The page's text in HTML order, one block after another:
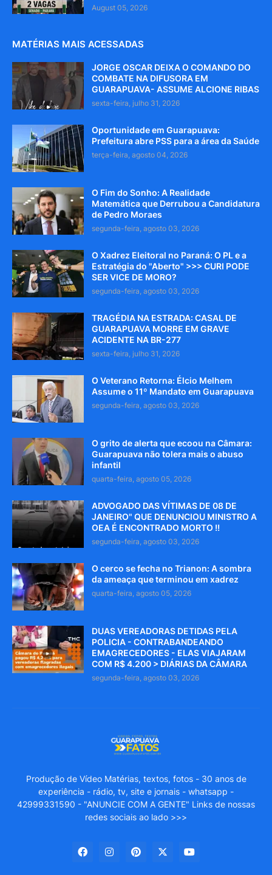
August 05, 2026
MATÉRIAS MAIS ACESSADAS
JORGE OSCAR DEIXA O COMANDO DO
COMBATE NA DIFUSORA EM
GUARAPUAVA- ASSUME ALCIONE RIBAS
sexta-feira, julho 31, 2026
Oportunidade em Guarapuava:
Prefeitura abre PSS para a área da Saúde
terça-feira, agosto 04, 2026
O Fim do Sonho: A Realidade
Matemática que Derrubou a Candidatura
de Pedro Moraes
segunda-feira, agosto 03, 2026
O Xadrez Eleitoral no Paraná: O PL e a
Estratégia do "Aberto" >>> CURI PODE
SER VICE DE MORO?
segunda-feira, agosto 03, 2026
TRAGÉDIA NA ESTRADA: CASAL DE
GUARAPUAVA MORRE EM GRAVE
ACIDENTE NA BR-277
sexta-feira, julho 31, 2026
O Veterano Retorna: Élcio Melhem
Assume o 11º Mandato em Guarapuava
segunda-feira, agosto 03, 2026
O grito de alerta que ecoou na Câmara:
Guarapuava não tolera mais o abuso
infantil
quarta-feira, agosto 05, 2026
ADVOGADO DAS VÍTIMAS DE 08 DE
JANEIRO" QUE DENUNCIOU MINISTRO A
OEA É ENCONTRADO MORTO !!
segunda-feira, agosto 03, 2026
O cerco se fecha no Trianon: A sombra
da ameaça que terminou em xadrez
quarta-feira, agosto 05, 2026
DUAS VEREADORAS DETIDAS PELA
POLICIA - CONTRABANDEANDO
EMAGRECEDORES - ELAS VIAJARAM
COM R$ 4.200 > DIÁRIAS DA CÂMARA
segunda-feira, agosto 03, 2026
Produção de Vídeo Matérias, textos, fotos - 30 anos de
experiência - rádio, tv, site e jornais - whatsapp -
42999331590 - "ANUNCIE COM A GENTE" Links de nossas
redes sociais ao lado >>>